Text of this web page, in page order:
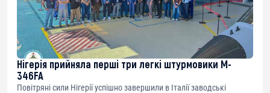
Нігерія прийняла перші три легкі штурмовики M-
346FA
Повітряні сили Нігерії успішно завершили в Італії заводські